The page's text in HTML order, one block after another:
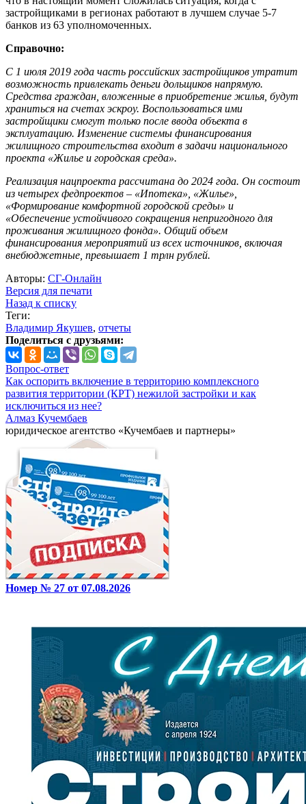
застройщиками в регионах работают в лучшем случае 5-7
банков из 63 уполномоченных.
Справочно:
С 1 июля 2019 года часть российских застройщиков утратит
возможность привлекать деньги дольщиков напрямую.
Средства граждан, вложенные в приобретение жилья, будут
храниться на счетах эскроу. Воспользоваться ими
застройщики смогут только после ввода объекта в
эксплуатацию. Изменение системы финансирования
жилищного строительства входит в задачи национального
проекта «Жилье и городская среда».
Реализация нацпроекта рассчитана до 2024 года. Он состоит
из четырех федпроектов – «Ипотека», «Жилье»,
«Формирование комфортной городской среды» и
«Обеспечение устойчивого сокращения непригодного для
проживания жилищного фонда». Общий объем
финансирования мероприятий из всех источников, включая
внебюджетные, превышает 1 трлн рублей.
Авторы: СГ-Онлайн
Версия для печати
Назад к списку
Теги:
Владимир Якушев, отчеты
Поделиться с друзьями:
Вопрос-ответ
Как оспорить включение в территорию комплексного
развития территории (КРТ) нежилой застройки и как
исключиться из нее?
Алмаз Кучембаев
юридическое агентство «Кучембаев и партнеры»
Номер № 27 от 07.08.2026